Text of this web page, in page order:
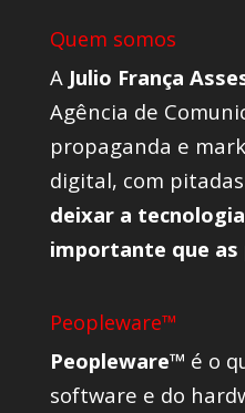
Quem somos
A Julio França
Agência de
propaganda e
digital, com
deixar a
importante que as
Peopleware™
Peopleware™ é o
software e do